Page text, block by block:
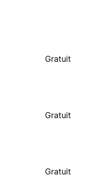
Gratuit
Gratuit
Gratuit